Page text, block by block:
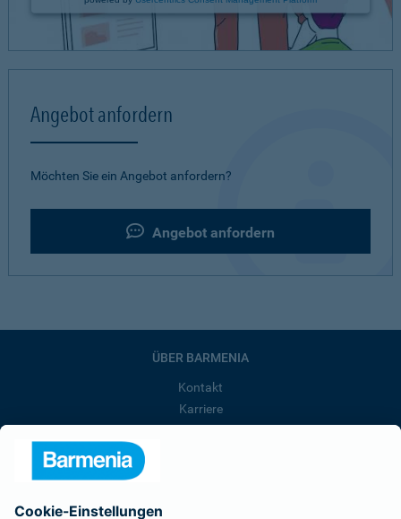
Angebot anfordern
Möchten Sie ein Angebot anfordern?
Angebot anfordern
ÜBER BARMENIA
Kontakt
Karriere
Presse
Barmenia ist Teil der BarmeniaGothaer